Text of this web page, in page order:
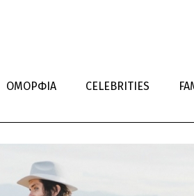
ΟΜΟΡΦΙΑ CELEBRITIES